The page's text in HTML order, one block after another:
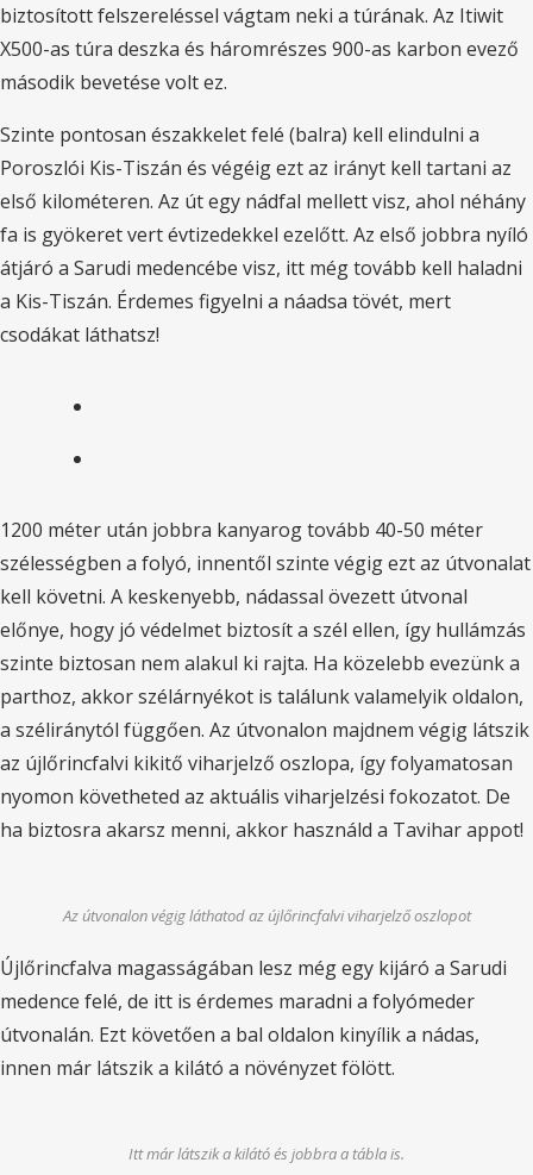
biztosított felszereléssel vágtam neki a túrának. Az Itiwit
X500-as túra deszka és háromrészes 900-as karbon evező
második bevetése volt ez.
Szinte pontosan északkelet felé (balra) kell elindulni a
Poroszlói Kis-Tiszán és végéig ezt az irányt kell tartani az
első kilométeren. Az út egy nádfal mellett visz, ahol néhány
fa is gyökeret vert évtizedekkel ezelőtt. Az első jobbra nyíló
átjáró a Sarudi medencébe visz, itt még tovább kell haladni
a Kis-Tiszán. Érdemes figyelni a náadsa tövét, mert
csodákat láthatsz!
1200 méter után jobbra kanyarog tovább 40-50 méter
szélességben a folyó, innentől szinte végig ezt az útvonalat
kell követni. A keskenyebb, nádassal övezett útvonal
előnye, hogy jó védelmet biztosít a szél ellen, így hullámzás
szinte biztosan nem alakul ki rajta. Ha közelebb evezünk a
parthoz, akkor szélárnyékot is találunk valamelyik oldalon,
a széliránytól függően. Az útvonalon majdnem végig látszik
az újlőrincfalvi kikitő viharjelző oszlopa, így folyamatosan
nyomon követheted az aktuális viharjelzési fokozatot. De
ha biztosra akarsz menni, akkor használd a Tavihar appot!
Az útvonalon végig láthatod az újlőrincfalvi viharjelző oszlopot
Újlőrincfalva magasságában lesz még egy kijáró a Sarudi
medence felé, de itt is érdemes maradni a folyómeder
útvonalán. Ezt követően a bal oldalon kinyílik a nádas,
innen már látszik a kilátó a növényzet fölött.
Itt már látszik a kilátó és jobbra a tábla is.